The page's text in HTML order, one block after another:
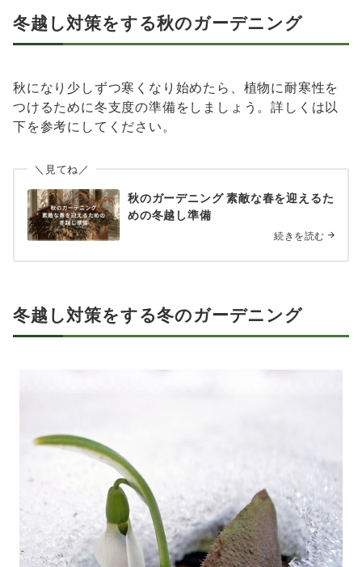
冬越し対策をする秋のガーデニング
秋になり少しずつ寒くなり始めたら、植物に耐寒性を
つけるために冬支度の準備をしましょう。詳しくは以
下を参考にしてください。
＼見てね／
秋のガーデニング 素敵な春を迎えるた
めの冬越し準備
続きを読む
冬越し対策をする冬のガーデニング